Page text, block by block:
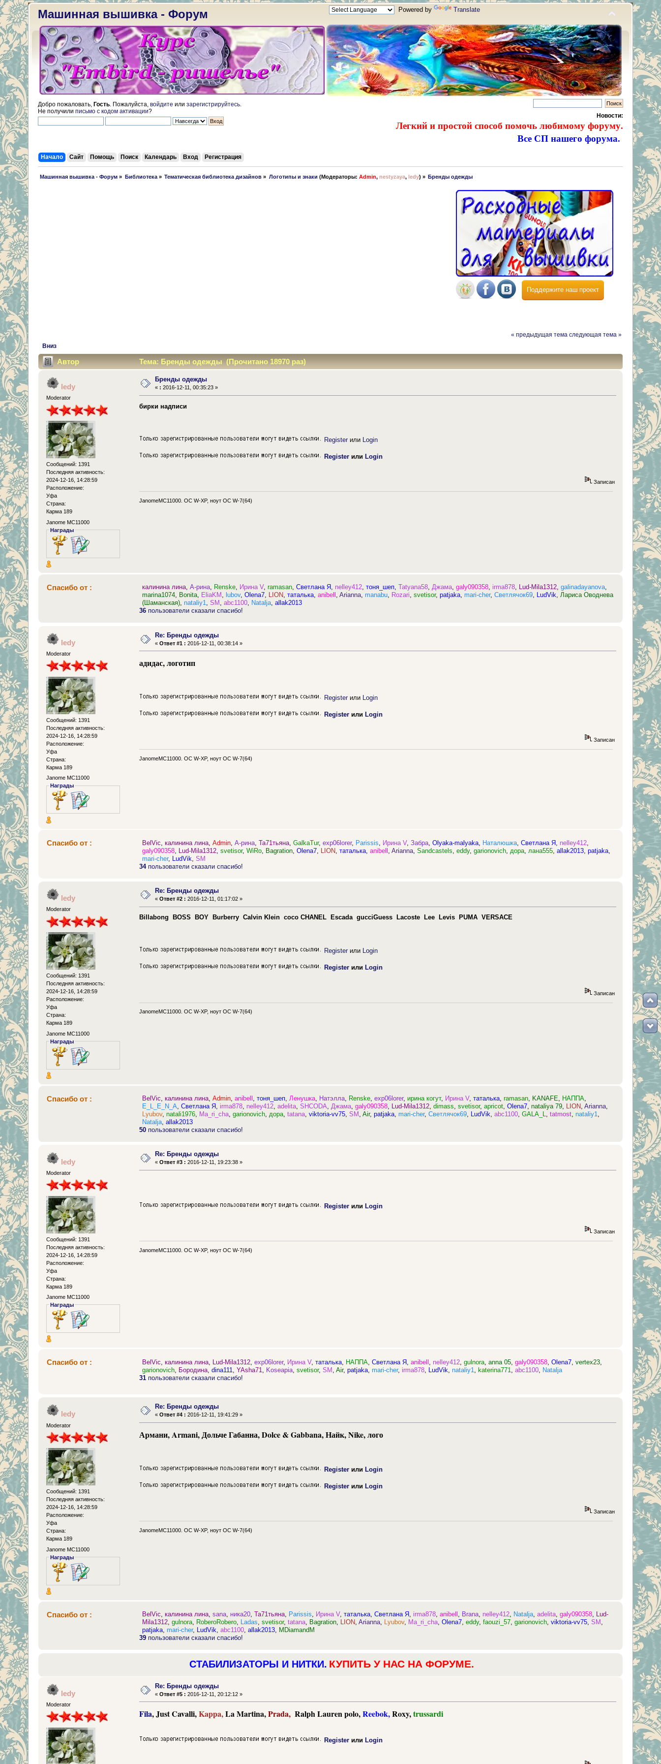
Машинная вышивка - Форум Powered by Translate
Добро пожаловать, Гость . Пожалуйста, войдите или зарегистрируйтесь
Не получили письмо с кодом активации?
Новости:
Легкий и простой способ помочь любимому форуму.
Все СП нашего форума.
Начало Сайт Помощь Поиск Календарь Вход Регистрация
Машинная вышивка - Форум » Библиотека» Тематическая библиотека дизайнов » Логотипы и знаки (Модераторы: Admin, nestyzaya, ledy) » Бренды одежды
Поддержите наш проект
« предыдущая тема следующая тема »
Вниз
Автор Тема: Бренды одежды (Прочитано 18970 раз)
ledy
Moderator
Сообщений: 1391
Последняя активность:
2024-12-16, 14:28:59
Расположение:
Уфа
Страна:
Карма 189
Janome MC11000
Награды
Бренды одежды
« : 2016-12-11, 00:35:23 »
бирки надписи
Registerили Login
Registerили Login
Записан
JanomeMC11000. OC W-XP, ноут OC W-7(64)
Спасибо от : калинина лина,А-рина, Renske, Ирина V,ramasan,Светлана Я, nelley412,тоня_шеп,Tatyana58,Джама,galy090358, irma878, Lud-Mila1312,galinadayanova,
marina1074, Bonita, EliaKM , lubov,Olena7, LION,таталька,anibell ,Arianna,manabu, Rozari,svetisor,patjaka,mari-cher,Светлячок69, LudVik,Лариса Оводнева
(Шаманская),nataliy1,SM ,abc1100, Natalja,allak2013
36пользователи сказали спасибо!
ledy
Moderator
Сообщений: 1391
Последняя активность:
2024-12-16, 14:28:59
Расположение:
Уфа
Страна:
Карма 189
Janome MC11000
Награды
Re: Бренды одежды
«Ответ #1 : 2016-12-11, 00:38:14 »
адидас, логотип
Registerили Login
Registerили Login
Записан
JanomeMC11000. OC W-XP, ноут OC W-7(64)
Спасибо от : BelVic ,калинина лина ,Admin ,А-рина ,Та71тьяна ,GalkaTur,exp06lorer, Parissis Ирина V,Забра ,Olyaka-malyaka Наталюшка ,Светлана Я nelley412
galy090358 Lud-Mila1312 ,svetisor,WiRo Bagration ,Olena7 LION ,таталька ,anibell ,Arianna ,Sandcastels ,eddy,garionovich дора лана555 ,allak2013 ,patjaka
mari-cher, LudVik ,SM
34пользователи сказали спасибо!
ledy
Moderator
Сообщений: 1391
Последняя активность:
2024-12-16, 14:28:59
Расположение:
Уфа
Страна:
Карма 189
Janome MC11000
Награды
Re: Бренды одежды
«Ответ #2 : 2016-12-11, 01:17:02 »
Billabong BOSS BOY Burberry Calvin Klein coco CHANEL Escada gucciGuess Lacoste Lee Levis PUMA VERSACE
Registerили Login
Registerили Login
Записан
JanomeMC11000. OC W-XP, ноут OC W-7(64)
Спасибо от : BelVic,калинина лина,Admin,anibell ,тоня_шеп,Ленушка, Натэлла, Renske,exp06lorer, ирина когут, Ирина V,таталька,ramasan, KANAFE, НАППА,
E_L_E_N_A,Светлана Я, irma878, nelley412,adelita,SHCODA,Джама,galy090358, Lud-Mila1312,dimass,svetisor,apricot,Olena7,nataliya 79, LION,Arianna,
Lyubov,natali1976, Ma_ri_cha,garionovich,дора,tatana,viktoria-vv75,SM ,Air,patjaka,mari-cher,Светлячок69, LudVik,abc1100,GALA_L,tatmost,nataliy1,
Natalja,allak2013
50пользователи сказали спасибо!
ledy
Moderator
Сообщений: 1391
Последняя активность:
2024-12-16, 14:28:59
Расположение:
Уфа
Страна:
Карма 189
Janome MC11000
Награды
Re: Бренды одежды
«Ответ #3 : 2016-12-11, 19:23:38 »
Registerили Login
Записан
JanomeMC11000. OC W-XP, ноут OC W-7(64)
Спасибо от : BelVic ,калинина лина Lud-Mila1312 ,exp06lorer, Ирина V,таталька НАППА ,Светлана Я ,anibell nelley412 ,gulnora ,anna 05 ,galy090358 ,Olena7 ,vertex23
garionovich Бородина ,dina111 ,YAsha71 Koseapia ,svetisor,SM ,Air,patjaka ,mari-cher,irma878 LudVik ,nataliy1 ,katerina771 ,abc1100 Natalja
31пользователи сказали спасибо!
ledy
Moderator
Сообщений: 1391
Последняя активность:
2024-12-16, 14:28:59
Расположение:
Уфа
Страна:
Карма 189
Janome MC11000
Награды
Re: Бренды одежды
«Ответ #4 : 2016-12-11, 19:41:29 »
Армани, Armani, Дольче Габанна, Dolce & Gabbana, Найк, Nike, лого
Registerили Login
Registerили Login
Записан
JanomeMC11000. OC W-XP, ноут OC W-7(64)
Спасибо от : BelVic,калинина лина,sana, ника20,Та71тьяна, Parissis, Ирина V,таталька,Светлана Я, irma878,anibell , Brana, nelley412, Natalja,adelita,galy090358, Lud-
Mila1312,gulnora, RoberoRobero, Ladas,svetisor,tatana, Bagration, LION,Arianna, Lyubov, Ma_ri_cha,Olena7,eddy,faouzi_57,garionovich,viktoria-vv75,SM ,
patjaka,mari-cher, LudVik,abc1100,allak2013, MDiamandM
39пользователи сказали спасибо!
СТАБИЛИЗАТОРЫ И НИТКИ. КУПИТЬ У НАС НА ФОРУМЕ.
ledy
Moderator
Re: Бренды одежды
«Ответ #5 : 2016-12-11, 20:12:12 »
Fila, Just Cavalli,Kappa,La Martina,Prada,, Ralph Lauren polo,Reebok,Roxy,trussardi
Registerили Login